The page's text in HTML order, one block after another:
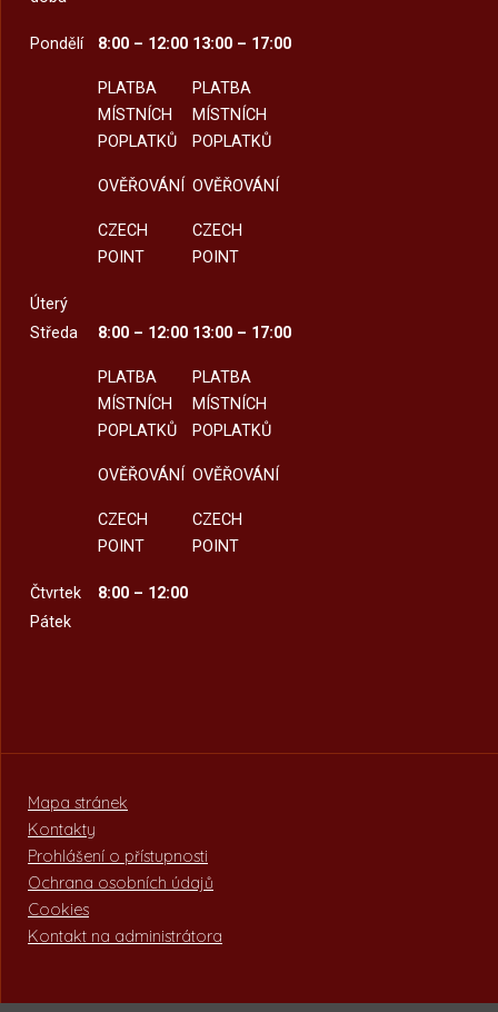
Pondělí 8:00 – 12:00
PLATBA
MÍSTNÍCH
POPLATKŮ
OVĚŘOVÁNÍ
CZECH
POINT
13:00 – 17:00
PLATBA
MÍSTNÍCH
POPLATKŮ
OVĚŘOVÁNÍ
CZECH
POINT
Úterý
Středa
8:00 – 12:00
PLATBA
MÍSTNÍCH
POPLATKŮ
OVĚŘOVÁNÍ
CZECH
POINT
13:00 – 17:00
PLATBA
MÍSTNÍCH
POPLATKŮ
OVĚŘOVÁNÍ
CZECH
POINT
Čtvrtek
8:00 – 12:00
Pátek
Mapa stránek
Kontakty
Prohlášení o přístupnosti
Ochrana osobních údajů
Cookies
Kontakt na administrátora